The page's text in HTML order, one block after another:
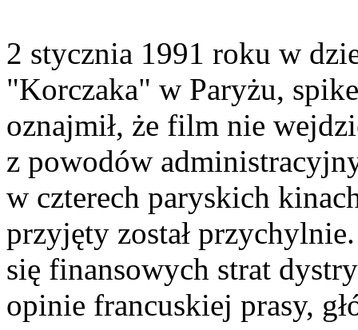
2 stycznia 1991 roku w
"Korczaka" w Paryżu,
oznajmił, że film nie
z powodów
w czterech paryskich
przyjęty został
się finansowych strat
opinie francuskiej prasy,